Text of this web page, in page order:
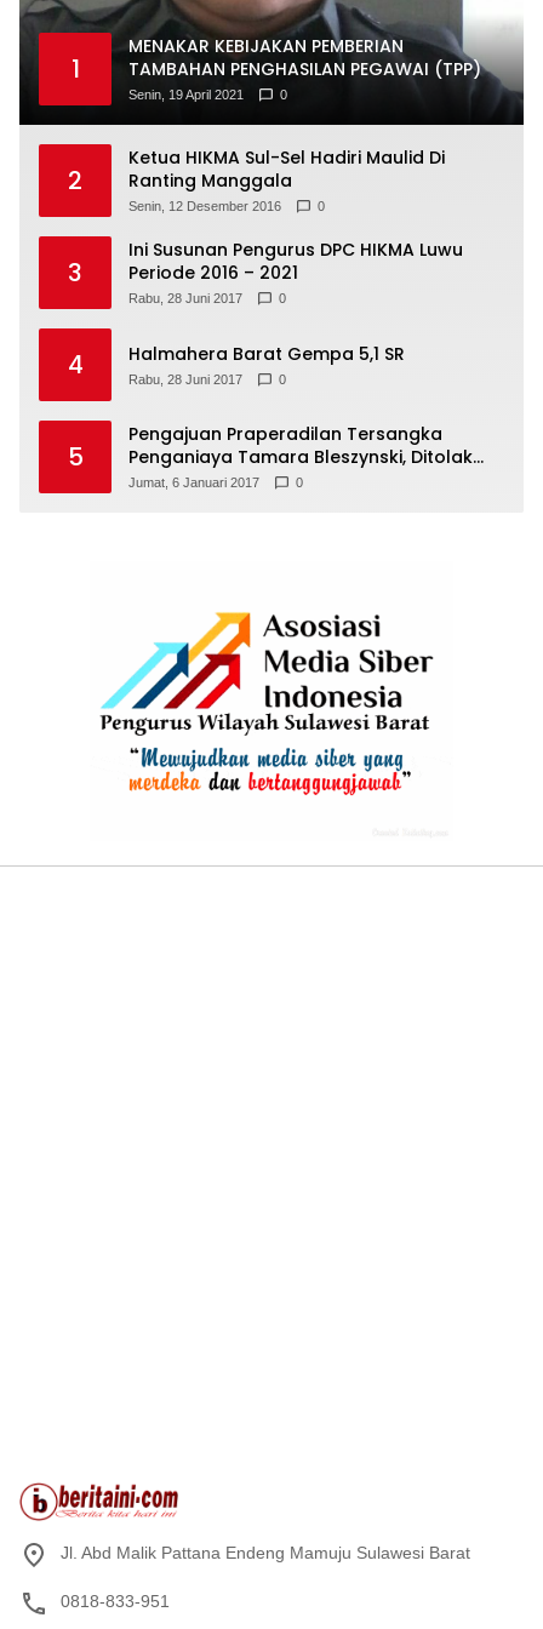
1
MENAKAR KEBIJAKAN PEMBERIAN
TAMBAHAN PENGHASILAN PEGAWAI (TPP)
Senin, 19 April 2021 0
2
Ketua HIKMA Sul-Sel Hadiri Maulid Di
Ranting Manggala
Senin, 12 Desember 2016 0
3
Ini Susunan Pengurus DPC HIKMA Luwu
Periode 2016 – 2021
Rabu, 28 Juni 2017 0
4 Halmahera Barat Gempa 5,1 SR
Rabu, 28 Juni 2017 0
5
Pengajuan Praperadilan Tersangka
Penganiaya Tamara Bleszynski, Ditolak
Hakim
Jumat, 6 Januari 2017 0
Jl. Abd Malik Pattana Endeng Mamuju Sulawesi Barat
0818-833-951